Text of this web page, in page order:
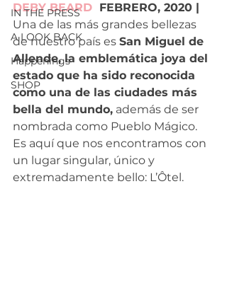
IN THE PRESS
A LOOK BACK
Happenings
SHOP
DEBY BEARD
  FEBRERO, 2020 |
Una de las más grandes bellezas
de nuestro país es San Miguel de
Allende, la emblemática joya del
estado que ha sido reconocida
como una de las ciudades más
bella del mundo, además de ser
nombrada como Pueblo Mágico.
Es aquí que nos encontramos con
un lugar singular, único y
extremadamente bello: L’Ôtel.